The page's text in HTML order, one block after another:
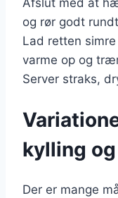
og rør godt
Lad retten
varme op og
Server straks,
kylling
Der er mange